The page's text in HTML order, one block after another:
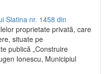
Slatina nr. 1458 din
proprietate privată, care
situate pe
publică „Construire
Ionescu, Municipiul